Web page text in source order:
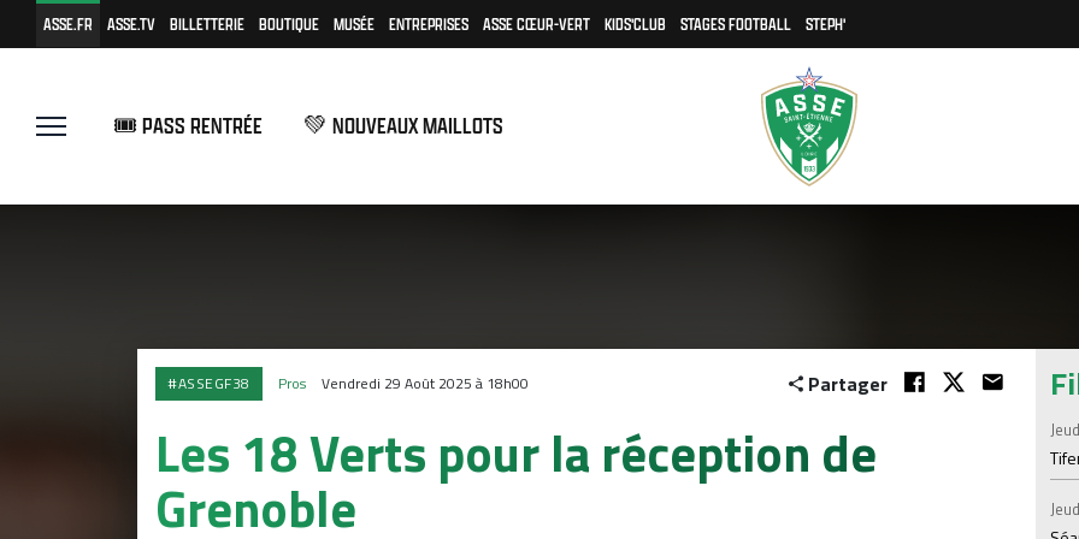
ASSE.FR ASSE.TV BILLETTERIE BOUTIQUE MUSÉE ENTREPRISES ASSE CŒUR-VERT KIDS'CLUB STAGES FOOTBALL STEPH'
🎟️ PASS RENTRÉE 💚 NOUVEAUX MAILLOTS
#ASSEGF38 Pros Vendredi 29 Août 2025 à 18h00 Partager
Les 18 Verts pour la réception de
Grenoble